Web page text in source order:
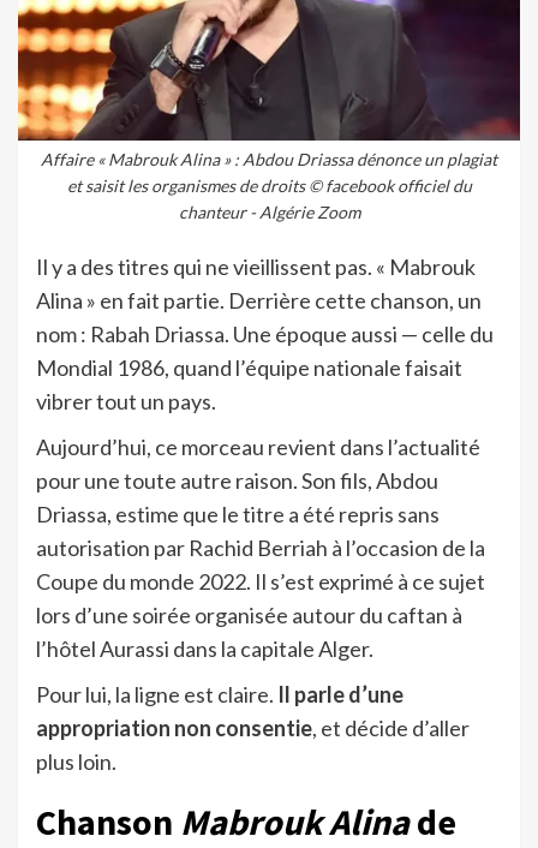
Affaire « Mabrouk Alina » : Abdou Driassa dénonce un plagiat
et saisit les organismes de droits © facebook officiel du
chanteur - Algérie Zoom
Il y a des titres qui ne vieillissent pas. « Mabrouk
Alina » en fait partie. Derrière cette chanson, un
nom : Rabah Driassa. Une époque aussi — celle du
Mondial 1986, quand l’équipe nationale faisait
vibrer tout un pays.
Aujourd’hui, ce morceau revient dans l’actualité
pour une toute autre raison. Son fils, Abdou
Driassa, estime que le titre a été repris sans
autorisation par Rachid Berriah à l’occasion de la
Coupe du monde 2022. Il s’est exprimé à ce sujet
lors d’une soirée organisée autour du caftan à
l’hôtel Aurassi dans la capitale Alger.
Pour lui, la ligne est claire. Il parle d’une
appropriation non consentie, et décide d’aller
plus loin.
Chanson Mabrouk Alinade